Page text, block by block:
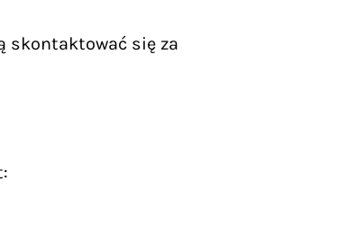
skontaktować się za